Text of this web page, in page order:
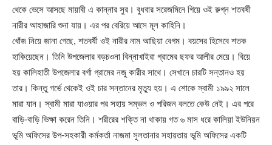
থেকে ভেসে আসছে মায়াবী এ কান্নার সুর। বুধবার সরেজমিনে গিয়ে ওই রুগ্ন শতবর্ষী
নারীর আহাজারি শুনা যায়। এর পর বেরিয়ে আসে মূল কাহিনি।
খোঁজ নিয়ে জানা গেছে, শতবর্ষী ওই নারীর নাম আছিয়া বেগম। বয়সের হিসেবে শতক
হাকিয়েছেন। তিনি উপজেলার বড়চওনা বিন্নাখাইরা গ্রামের ছফর আলীর মেয়ে। বিয়ে
হয় কালিহাতী উপজেলার বর্গা গ্রামের নজু কারীর সাথে। সেখানে চারটি সন্তানও হয়
তার। কিন্তু গর্ভে থেকেই ওই চার সন্তানের মৃত্যু হয়। এ শোকে স্বামী ১৯৯২ সালে
মারা যান। স্বামী মারা যাওয়ার পর সহায় সম্ভল ও পরিজন বলতে কেউ নেই। এর পরে
বাড়ি-বাড়ি ভিক্ষা করেন তিনি। শরীরের শক্তি না থাকায় গত ৬ মাস ধরে কালিয়া ইউনিয়ন
ভূমি অফিসের উপ-সহকারী কর্মকর্তা নাজমা সুলতানার সহায়তায় ভূমি অফিসের একটি